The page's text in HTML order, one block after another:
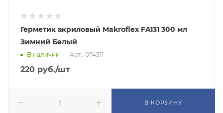
Герметик акриловый Makroflex FA131 300 мл
Зимний Белый
В наличии Арт.: 074311
220 руб./шт
В КОРЗИНУ